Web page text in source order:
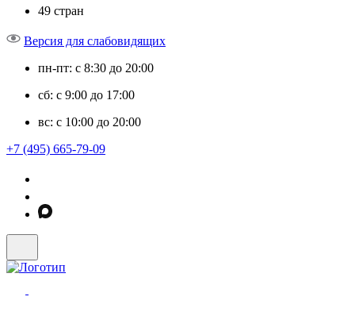
49 стран
Версия для слабовидящих
пн-пт: с 8:30 до 20:00
сб: с 9:00 до 17:00
вс: с 10:00 до 20:00
+7 (495) 665-79-09